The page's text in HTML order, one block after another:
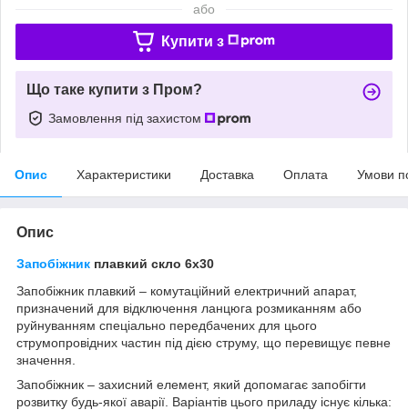
або
Купити з
Що таке купити з Пром?
Замовлення під захистом
Опис Характеристики Доставка Оплата Умови
Опис
Запобіжник плавкий скло 6х30
Запобіжник плавкий – комутаційний електричний апарат,
призначений для відключення ланцюга розмиканням або
руйнуванням спеціально передбачених для цього
струмопровідних частин під дією струму, що перевищує певне
значення.
Запобіжник – захисний елемент, який допомагає запобігти
розвитку будь-якої аварії. Варіантів цього приладу існує кілька: